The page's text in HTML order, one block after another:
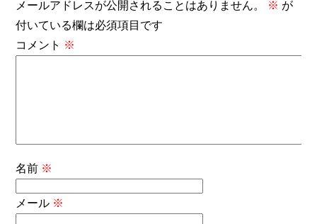
メールアドレスが公開されることはありません。 ※ が
付いている欄は必須項目です
コメント ※
名前 ※
メール ※